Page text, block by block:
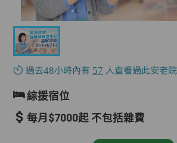
過去48小時內有 57 人查看過此安老院
綜援宿位
每月$7000起 不包括雜費